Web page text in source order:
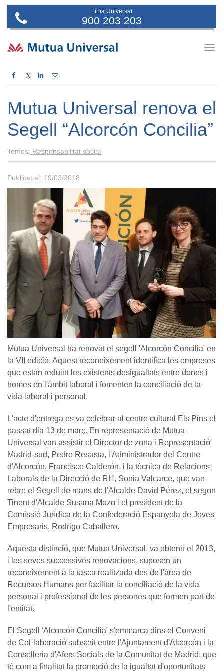
Línia Universal
900 203 203
X
Mutua Universal renova el
Segell “Alcorcón Concilia”
Temes: Responsabilitat social
Publicat el: 19/03/2018
Mutua Universal ha renovat el segell 'Alcorcón Concilia' en
la VII edició. Aquest reconeixement identifica les empreses
que estan reduint les existents desigualtats entre dones i
homes en l'àmbit laboral i fomenten la conciliació de la
vida laboral i personal.
L'acte d'entrega es va celebrar al centre cultural Els Pins el
passat dia 13 de març. En representació de Mutua
Universal van assistir el Director de zona i Representació
Madrid-sud, Pedro Resusta, l'Administrador del Centre
d'Alcorcón, Francisco Calderón, i la tècnica de Relacions
Laborals de la Direcció de RH, Sonia Valcarce, que van
rebre el Segell de mans de l'Alcalde David Pérez, el segon
Tinent d'Alcalde Susana Mozo i el president de la
Comissió Jurídica de la Confederació Espanyola de Joves
Empresaris, Rodrigo Caballero.
Aquesta distinció, que Mutua Universal, va obtenir el 2013,
i les seves successives renovacions, suposen un
reconeixement a la tasca realitzada des de l'àrea de
Recursos Humans per facilitar la conciliació de la vida
personal i professional de les persones que formen part de
l'entitat.
El Segell 'Alcorcón Concilia' s'emmarca dins el Conveni
de Col·laboració subscrit entre l'Ajuntament d'Alcorcón i la
Conselleria d'Afers Socials de la Comunitat de Madrid, que
té com a finalitat la promoció de la igualtat d'oportunitats